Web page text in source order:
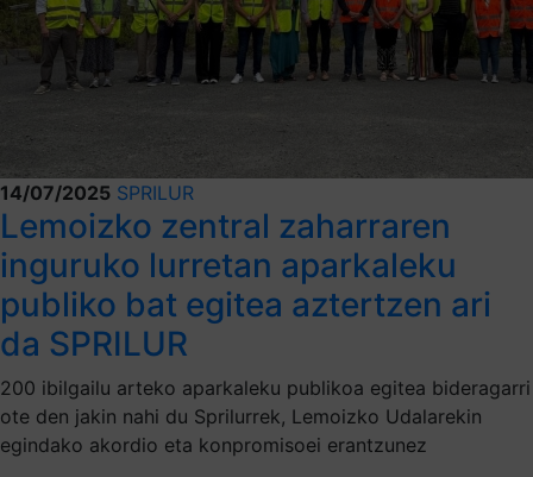
14/07/2025 SPRILUR
Lemoizko zentral zaharraren
inguruko lurretan aparkaleku
publiko bat egitea aztertzen ari
da SPRILUR
200 ibilgailu arteko aparkaleku publikoa egitea bideragarri
ote den jakin nahi du Sprilurrek, Lemoizko Udalarekin
egindako akordio eta konpromisoei erantzunez